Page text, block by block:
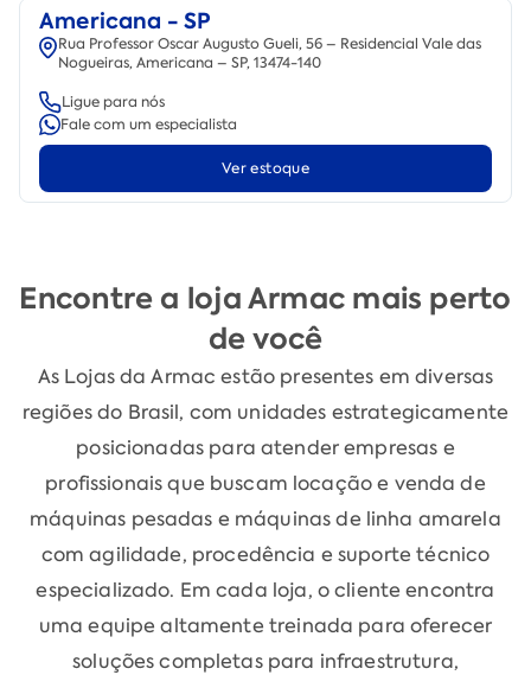
Americana - SP
Rua Professor Oscar Augusto Gueli, 56 – Residencial Vale das
Nogueiras, Americana – SP, 13474-140
Ligue para nós
Fale com um especialista
Ver estoque
Encontre a loja Armac mais perto
de você
As Lojas da Armac estão presentes em diversas
regiões do Brasil, com unidades estrategicamente
posicionadas para atender empresas e
profissionais que buscam locação e venda de
máquinas pesadas e máquinas de linha amarela
com agilidade, procedência e suporte técnico
especializado. Em cada loja, o cliente encontra
uma equipe altamente treinada para oferecer
soluções completas para infraestrutura,